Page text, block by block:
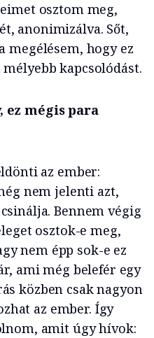
osztom meg,
anonimizálva. Sőt,
megélésem, hogy ez
kapcsolódást.
ez mégis para
az ember:
nem jelenti azt,
Bennem végig
osztok-e meg,
nem épp sok-e ez
ami még belefér egy
közben csak nagyon
az ember. Így
amit úgy hívok: